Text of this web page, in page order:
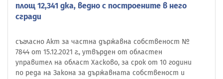
площ 12,341 дка, ведно с построените в него
сгради
съгласно Акт за частна държавна собственост №
7844 от 15.12.2021 г., утвърден от областен
управител на област Хасково, за срок от 10 години
по реда на Закона за държавната собственост и